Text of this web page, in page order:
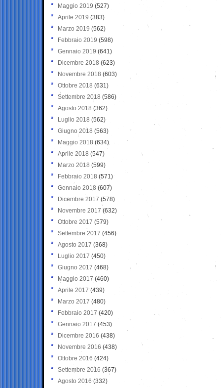
Maggio 2019 (527)
Aprile 2019 (383)
Marzo 2019 (562)
Febbraio 2019 (598)
Gennaio 2019 (641)
Dicembre 2018 (623)
Novembre 2018 (603)
Ottobre 2018 (631)
Settembre 2018 (586)
Agosto 2018 (362)
Luglio 2018 (562)
Giugno 2018 (563)
Maggio 2018 (634)
Aprile 2018 (547)
Marzo 2018 (599)
Febbraio 2018 (571)
Gennaio 2018 (607)
Dicembre 2017 (578)
Novembre 2017 (632)
Ottobre 2017 (579)
Settembre 2017 (456)
Agosto 2017 (368)
Luglio 2017 (450)
Giugno 2017 (468)
Maggio 2017 (460)
Aprile 2017 (439)
Marzo 2017 (480)
Febbraio 2017 (420)
Gennaio 2017 (453)
Dicembre 2016 (438)
Novembre 2016 (438)
Ottobre 2016 (424)
Settembre 2016 (367)
Agosto 2016 (332)